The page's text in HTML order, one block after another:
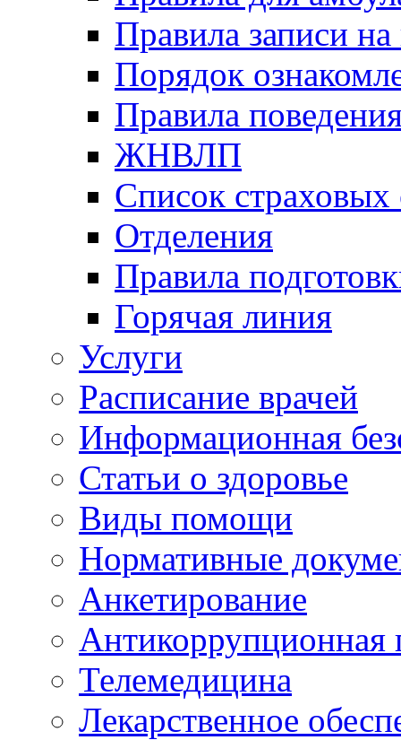
Правила записи
Порядок
Правила
ЖНВЛП
Список страховых
Отделения
Правила
Горячая линия
Услуги
Расписание врачей
Информационная
Статьи о здоровье
Виды помощи
Нормативные
Анкетирование
Антикоррупционная
Телемедицина
Лекарственное